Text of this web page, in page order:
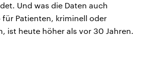
Und was die Daten auch
für Patienten, kriminell oder
ist heute höher als vor 30 Jahren.